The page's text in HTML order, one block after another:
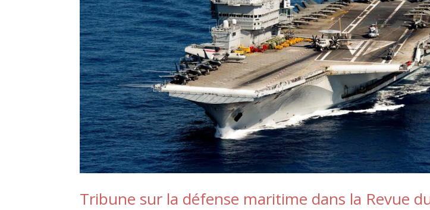
Tribune sur la défense maritime dans la Revue